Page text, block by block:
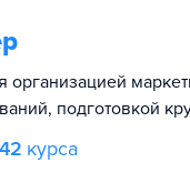
подготовкой
курса